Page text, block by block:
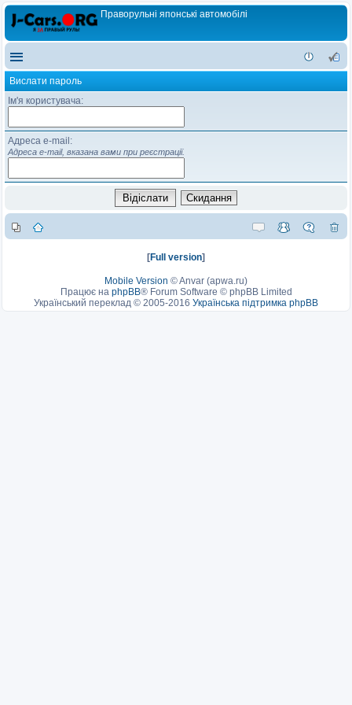
Праворульні японські автомобілі
Вислати пароль
Ім'я користувача:
Адреса e-mail:
Адреса e-mail, вказана вами при реєстрації.
[Full version]
Mobile Version ©Anvar (apwa.ru)
Працює на phpBB® Forum Software © phpBB Limited
Український переклад © 2005-2016 Українська підтримка phpBB